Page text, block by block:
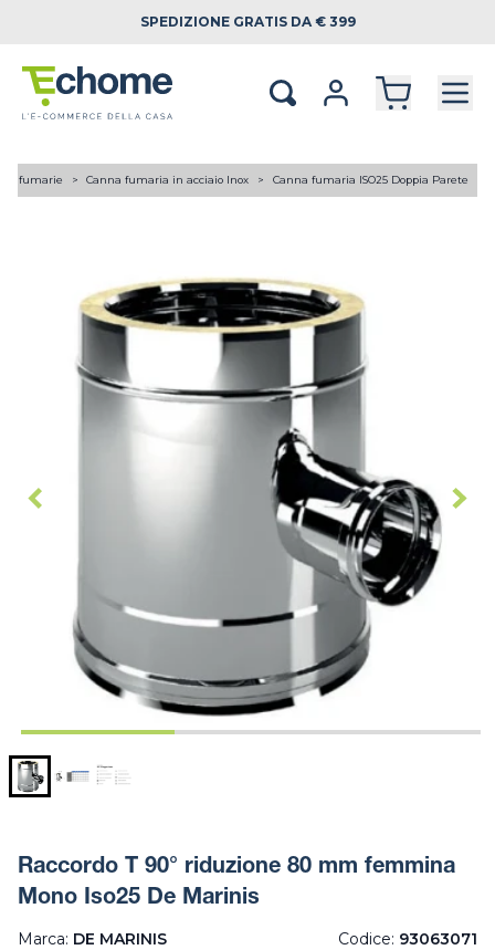
SPEDIZIONE GRATIS DA € 399
fumarie Canna fumaria in acciaio Inox Canna fumaria ISO25 Doppia Parete
Raccordo T 90° riduzione 80 mm femmina
Mono Iso25 De Marinis
Marca: DE MARINIS Codice: 93063071